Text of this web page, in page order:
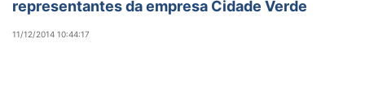
representantes da empresa Cidade Verde
11/12/2014 10:44:17